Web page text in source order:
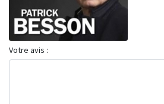
Votre avis :